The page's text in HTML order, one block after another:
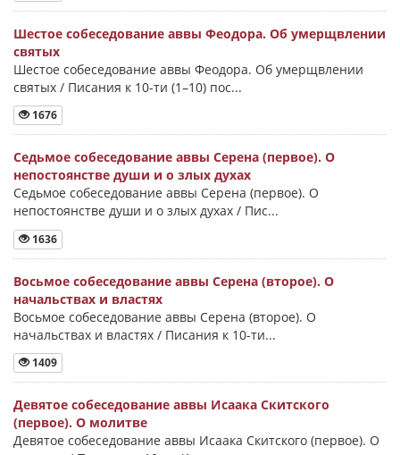
Шестое собеседование аввы Феодора. Об умерщвлении
святых
Шестое собеседование аввы Феодора. Об умерщвлении
святых / Писания к 10-ти (1–10) пос...
1676
Седьмое собеседование аввы Серена (первое). О
непостоянстве души и о злых духах
Седьмое собеседование аввы Серена (первое). О
непостоянстве души и о злых духах / Пис...
1636
Восьмое собеседование аввы Серена (второе). О
начальствах и властях
Восьмое собеседование аввы Серена (второе). О
начальствах и властях / Писания к 10-ти...
1409
Девятое собеседование аввы Исаака Скитского
(первое). О молитве
Девятое собеседование аввы Исаака Скитского (первое). О